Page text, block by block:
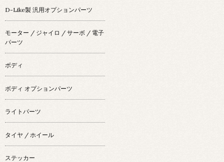
D-Like製 汎用オプションパーツ
モーター / ジャイロ / サーボ / 電子
パーツ
ボディ
ボディ オプションパーツ
ライトパーツ
タイヤ / ホイール
ステッカー